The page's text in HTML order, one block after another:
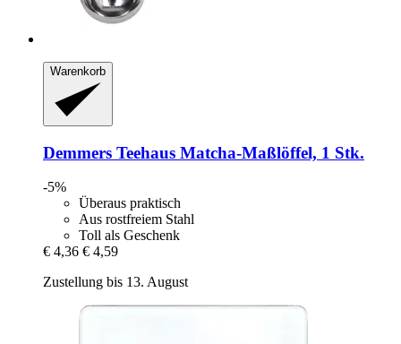
Warenkorb
Demmers Teehaus Matcha-​Maßlöffel, 1 Stk.
-5%
Überaus praktisch
Aus rostfreiem Stahl
Toll als Geschenk
€ 4,36 € 4,59
Zustellung bis 13. August